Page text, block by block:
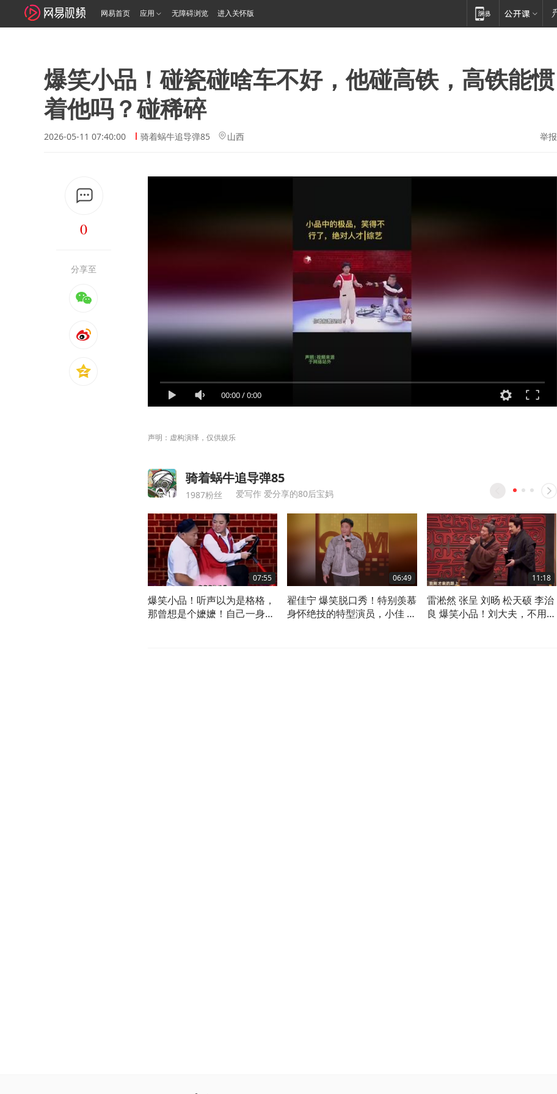
网易首页 应用 无障碍浏览 进入关怀版
爆笑小品！碰瓷碰啥车不好，他碰高铁，高铁能惯
着他吗？碰稀碎
2026-05-11 07:40:00 骑着蜗牛追导弹85 山西 举报
0
分享至
00:00/0:00
声明：虚构演绎，仅供娱乐
骑着蜗牛追导弹85
1987粉丝 爱写作 爱分享的80后宝妈
07:55
爆笑小品！听声以为是格格，
那曾想是个嬷嬷！自己一身
06:49
翟佳宁 爆笑脱口秀！特别羡慕
身怀绝技的特型演员，小佳 黑
11:18
雷淞然 张呈 刘旸 松天硕 李治
良 爆笑小品！刘大夫，不用退